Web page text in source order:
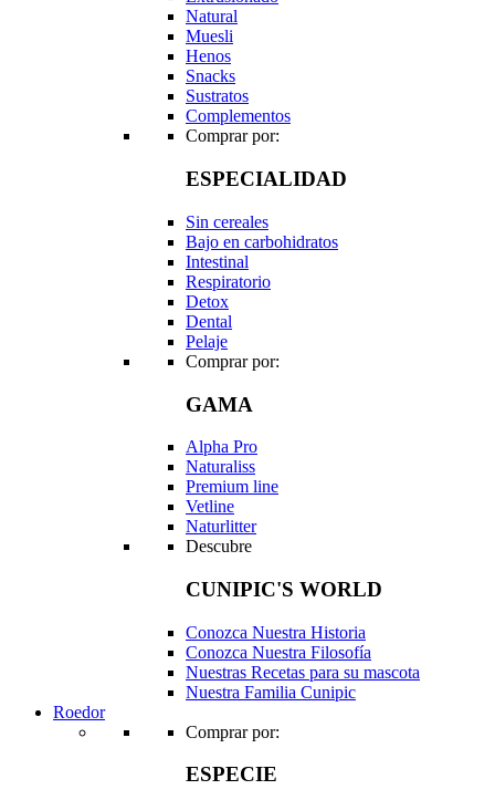
Natural
Muesli
Henos
Snacks
Sustratos
Complementos
Comprar por:
ESPECIALIDAD
Sin cereales
Bajo en carbohidratos
Intestinal
Respiratorio
Detox
Dental
Pelaje
Comprar por:
GAMA
Alpha Pro
Naturaliss
Premium line
Vetline
Naturlitter
Descubre
CUNIPIC'S WORLD
Conozca Nuestra Historia
Conozca Nuestra Filosofía
Nuestras Recetas para su mascota
Nuestra Familia Cunipic
Roedor
Comprar por:
ESPECIE